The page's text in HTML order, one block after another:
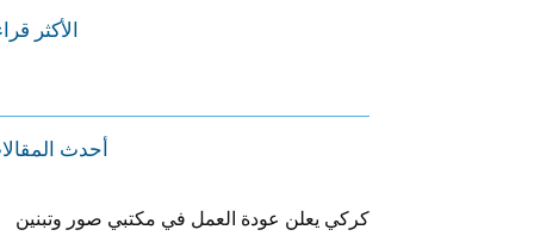
الأكثر
أحدث
كركي يعلن عودة العمل في مكتبي صور وتبنين